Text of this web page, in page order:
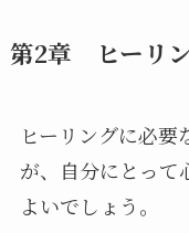
第2章 ヒーリ
ヒーリングに必要
が、自分にとって
よいでしょう。